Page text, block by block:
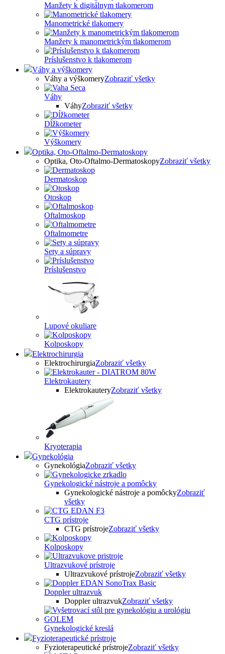
Manžety k digitálnym tlakomerom
Manometrické tlakomery
Manžety k manometrickým tlakomerom
Príslušenstvo k tlakomerom
Váhy a výškomery
Váhy a výškomeryZobraziť všetky
Váhy
VáhyZobraziť všetky
Dĺžkometer
Výškomery
Optika, Oto-Oftalmo-Dermatoskopy
Optika, Oto-Oftalmo-DermatoskopyZobraziť všetky
Dermatoskop
Otoskop
Oftalmoskop
Oftalmometre
Sety a súpravy
Príslušenstvo
Lupové okuliare
Kolposkopy
Elektrochirurgia
ElektrochirurgiaZobraziť všetky
Elektrokautery
ElektrokauteryZobraziť všetky
Kryoterapia
Gynekológia
GynekológiaZobraziť všetky
Gynekologické nástroje a pomôcky
Gynekologické nástroje a pomôckyZobraziť
všetky
CTG prístroje
CTG prístrojeZobraziť všetky
Kolposkopy
Ultrazvukové prístroje
Ultrazvukové prístrojeZobraziť všetky
Doppler ultrazvuk
Doppler ultrazvukZobraziť všetky
Gynekologické kreslá
Fyzioterapeutické prístroje
Fyzioterapeutické prístrojeZobraziť všetky